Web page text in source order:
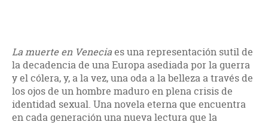
La muerte en Veneciaes una representación sutil de
la decadencia de una Europa asediada por la guerra
y el cólera, y, a la vez, una oda a la belleza a través de
los ojos de un hombre maduro en plena crisis de
identidad sexual. Una novela eterna que encuentra
en cada generación una nueva lectura que la